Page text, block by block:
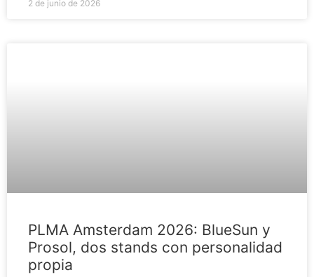
2 de junio de 2026
PLMA Amsterdam 2026: BlueSun y
Prosol, dos stands con personalidad
propia